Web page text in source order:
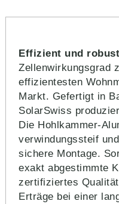
Effizient und
Zellenwirkungsgrad
effizientesten
Markt. Gefertigt in
SolarSwiss
Die Hohlkammer-
verwindungssteif
sichere Montage.
exakt abgestimmte
zertifiziertes
Erträge bei einer